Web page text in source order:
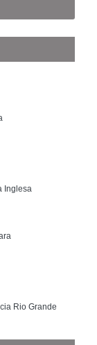
Inglesa
Rio Grande